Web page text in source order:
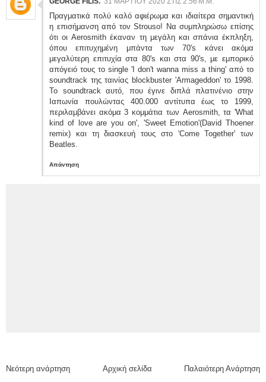
Πραγματικά πολύ καλό αφιέρωμα και ιδιαίτερα σημαντική
η επισήμανση από τον Strouso! Να συμπληρώσω επίσης
ότι οι Aerosmith έκαναν τη μεγάλη και σπάνια έκπληξη,
όπου επιτυχημένη μπάντα των 70's κάνει ακόμα
μεγαλύτερη επιτυχία στα 80's και στα 90's, με εμπορικό
απόγειό τους το single 'I don't wanna miss a thing' από το
soundtrack της ταινίας blockbuster 'Armageddon' το 1998.
Το soundtrack αυτό, που έγινε διπλά πλατινένιο στην
Ιαπωνία πουλώντας 400.000 αντίτυπα έως το 1999,
περιλαμβάνει ακόμα 3 κομμάτια των Aerosmith, τα 'What
kind of love are you on', 'Sweet Emotion'(David Thoener
remix) και τη διασκευή τους στο 'Come Together' των
Beatles.
Απάντηση
Νεότερη ανάρτηση Παλαιότερη Ανάρτηση
Αρχική σελίδα